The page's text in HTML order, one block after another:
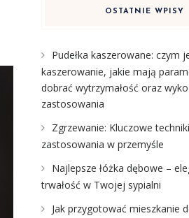
OSTATNIE WPISY
Pudełka kaszerowane: czym
kaszerowanie, jakie mają
dobrać wytrzymałość oraz
zastosowania
Zgrzewanie: Kluczowe
zastosowania w przemyśle
Najlepsze łóżka dębowe –
trwałość w Twojej sypialni
Jak przygotować mieszkanie